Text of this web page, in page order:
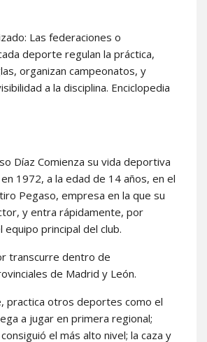
Las federaciones o
deporte regulan la práctica,
organizan campeonatos, y
a la disciplina. Enciclopedia
Díaz Comienza su vida deportiva
1972, a la edad de 14 años, en el
Pegaso, empresa en la que su
y entra rápidamente, por
equipo principal del club.
transcurre dentro de
de Madrid y León.
practica otros deportes como el
a jugar en primera regional;
el más alto nivel; la caza y